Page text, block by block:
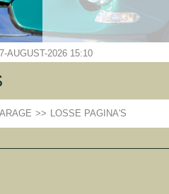
AUGUST-2026 15:10
>> LOSSE PAGINA'S